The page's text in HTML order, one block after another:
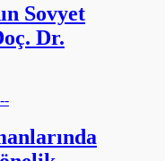
Sovyet
Dr.